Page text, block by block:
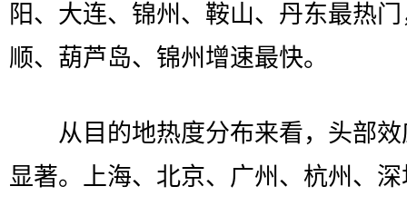
阳、大连、锦州、鞍山、丹东最热
顺、葫芦岛、锦州增速最快。
从目的地热度分布来看，头部效
显著。上海、北京、广州、杭州、